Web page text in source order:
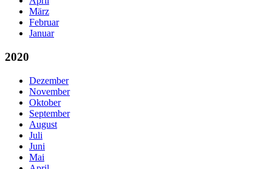
März
Februar
Januar
2020
Dezember
November
Oktober
September
August
Juli
Juni
Mai